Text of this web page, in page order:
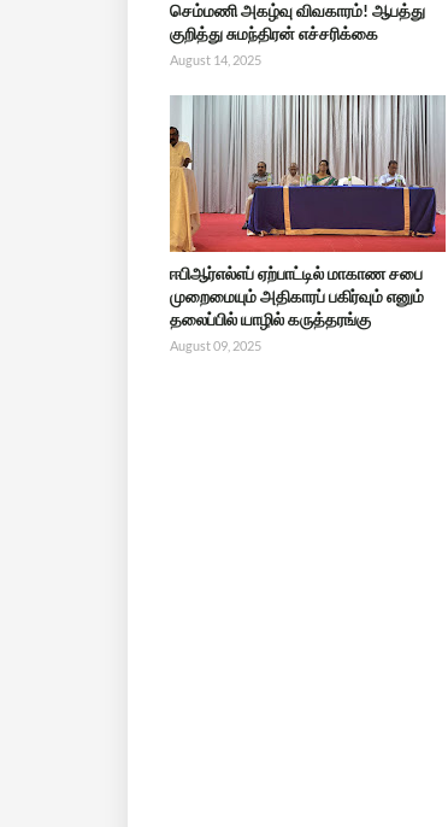
செம்மணி அகழ்வு விவகாரம்! ஆபத்து
குறித்து சுமந்திரன் எச்சரிக்கை
August 14, 2025
ஈபிஆர்எல்எப் ஏற்பாட்டில் மாகாண சபை
முறைமையும் அதிகாரப் பகிர்வும் எனும்
தலைப்பில் யாழில் கருத்தரங்கு
August 09, 2025